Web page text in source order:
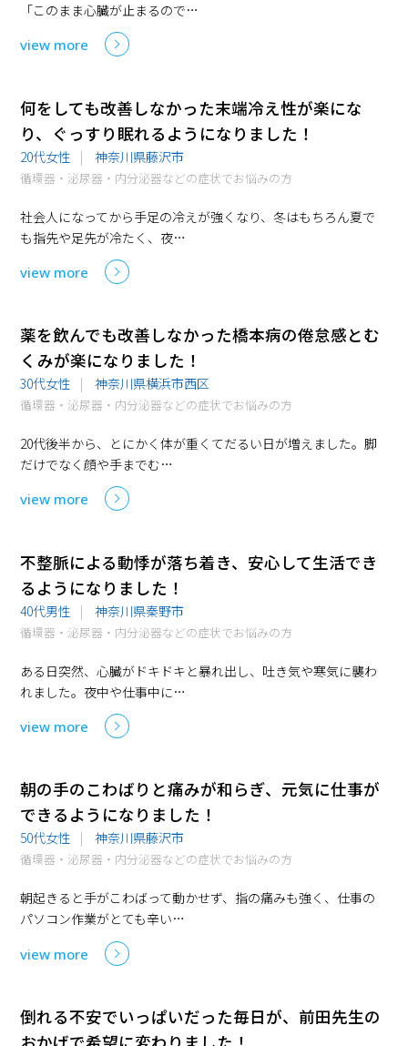
「このまま心臓が止まるので…
view more
何をしても改善しなかった末端冷え性が楽にな
り、ぐっすり眠れるようになりました！
20代女性 神奈川県藤沢市
循環器・泌尿器・内分泌器などの症状でお悩みの方
社会人になってから手足の冷えが強くなり、冬はもちろん夏で
も指先や足先が冷たく、夜…
view more
薬を飲んでも改善しなかった橋本病の倦怠感とむ
くみが楽になりました！
30代女性 神奈川県横浜市西区
循環器・泌尿器・内分泌器などの症状でお悩みの方
20代後半から、とにかく体が重くてだるい日が増えました。脚
だけでなく顔や手までむ…
view more
不整脈による動悸が落ち着き、安心して生活でき
るようになりました！
40代男性 神奈川県秦野市
循環器・泌尿器・内分泌器などの症状でお悩みの方
ある日突然、心臓がドキドキと暴れ出し、吐き気や寒気に襲わ
れました。夜中や仕事中に…
view more
朝の手のこわばりと痛みが和らぎ、元気に仕事が
できるようになりました！
50代女性 神奈川県藤沢市
循環器・泌尿器・内分泌器などの症状でお悩みの方
朝起きると手がこわばって動かせず、指の痛みも強く、仕事の
パソコン作業がとても辛い…
view more
倒れる不安でいっぱいだった毎日が、前田先生の